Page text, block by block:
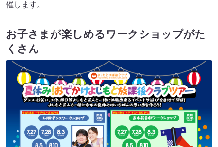
催します。
お子さまが楽しめるワークショップがた
くさん